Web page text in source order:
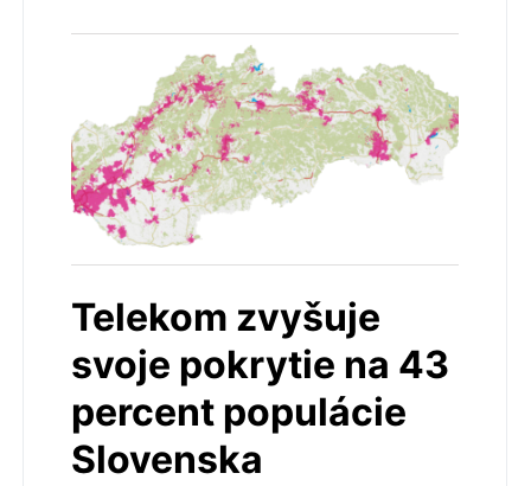
Telekom zvyšuje
svoje pokrytie na 43
percent populácie
Slovenska